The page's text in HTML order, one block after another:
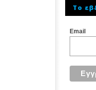
To
Email